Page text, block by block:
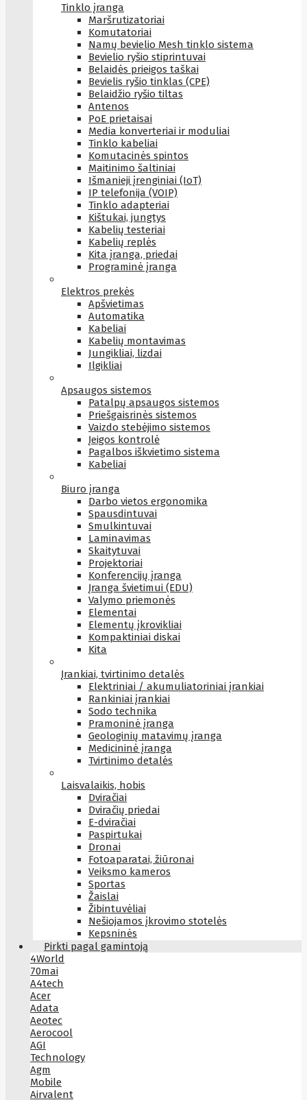
Tinklo įranga
Maršrutizatoriai
Komutatoriai
Namų bevielio Mesh tinklo sistema
Bevielio ryšio stiprintuvai
Belaidės prieigos taškai
Bevielis ryšio tinklas (CPE)
Belaidžio ryšio tiltas
Antenos
PoE prietaisai
Media konverteriai ir moduliai
Tinklo kabeliai
Komutacinės spintos
Maitinimo šaltiniai
Išmanieji įrenginiai (IoT)
IP telefonija (VOIP)
Tinklo adapteriai
Kištukai, jungtys
Kabelių testeriai
Kabelių replės
Kita įranga, priedai
Programinė įranga
Elektros prekės
Apšvietimas
Automatika
Kabeliai
Kabelių montavimas
Jungikliai, lizdai
Ilgikliai
Apsaugos sistemos
Patalpų apsaugos sistemos
Priešgaisrinės sistemos
Vaizdo stebėjimo sistemos
Įeigos kontrolė
Pagalbos iškvietimo sistema
Kabeliai
Biuro įranga
Darbo vietos ergonomika
Spausdintuvai
Smulkintuvai
Laminavimas
Skaitytuvai
Projektoriai
Konferencijų įranga
Įranga švietimui (EDU)
Valymo priemonės
Elementai
Elementų įkrovikliai
Kompaktiniai diskai
Kita
Įrankiai, tvirtinimo detalės
Elektriniai / akumuliatoriniai įrankiai
Rankiniai įrankiai
Sodo technika
Pramoninė įranga
Geologinių matavimų įranga
Medicininė įranga
Tvirtinimo detalės
Laisvalaikis, hobis
Dviračiai
Dviračių priedai
E-dviračiai
Paspirtukai
Dronai
Fotoaparatai, žiūronai
Veiksmo kameros
Sportas
Žaislai
Žibintuvėliai
Nešiojamos įkrovimo stotelės
Kepsninės
Pirkti pagal gamintoją
4World
70mai
A4tech
Acer
Adata
Aeotec
Aerocool
AGI
Technology
Agm
Mobile
Airvalent